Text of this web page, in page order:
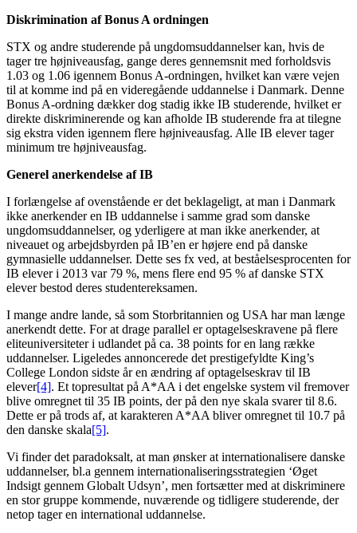
Diskrimination af Bonus A ordningen
STX og andre studerende på ungdomsuddannelser kan, hvis de
tager tre højniveausfag, gange deres gennemsnit med forholdsvis
1.03 og 1.06 igennem Bonus A-ordningen, hvilket kan være vejen
til at komme ind på en videregående uddannelse i Danmark. Denne
Bonus A-ordning dækker dog stadig ikke IB studerende, hvilket er
direkte diskriminerende og kan afholde IB studerende fra at tilegne
sig ekstra viden igennem flere højniveausfag. Alle IB elever tager
minimum tre højniveausfag.
Generel anerkendelse af IB
I forlængelse af ovenstående er det beklageligt, at man i Danmark
ikke anerkender en IB uddannelse i samme grad som danske
ungdomsuddannelser, og yderligere at man ikke anerkender, at
niveauet og arbejdsbyrden på IB’en er højere end på danske
gymnasielle uddannelser. Dette ses fx ved, at beståelsesprocenten for
IB elever i 2013 var 79 %, mens flere end 95 % af danske STX
elever bestod deres studentereksamen.
I mange andre lande, så som Storbritannien og USA har man længe
anerkendt dette. For at drage parallel er optagelseskravene på flere
eliteuniversiteter i udlandet på ca. 38 points for en lang række
uddannelser. Ligeledes annoncerede det prestigefyldte King’s
College London sidste år en ændring af optagelseskrav til IB
elever[4]. Et topresultat på A*AA i det engelske system vil fremover
blive omregnet til 35 IB points, der på den nye skala svarer til 8.6.
Dette er på trods af, at karakteren A*AA bliver omregnet til 10.7 på
den danske skala[5].
Vi finder det paradoksalt, at man ønsker at internationalisere danske
uddannelser, bl.a gennem internationaliseringsstrategien ‘Øget
Indsigt gennem Globalt Udsyn’, men fortsætter med at diskriminere
en stor gruppe kommende, nuværende og tidligere studerende, der
netop tager en international uddannelse.